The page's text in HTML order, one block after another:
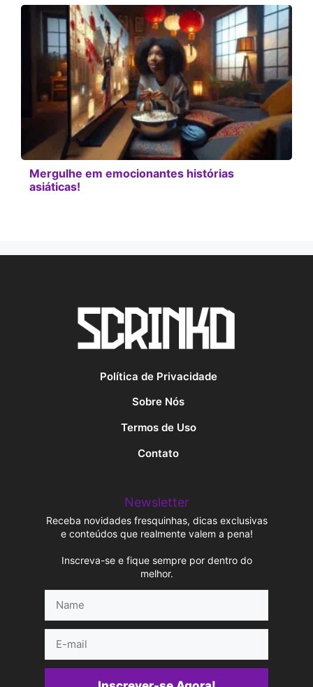
Mergulhe em emocionantes histórias
asiáticas!
Política de Privacidade
Sobre Nós
Termos de Uso
Contato
Newsletter
Receba novidades fresquinhas, dicas exclusivas
e conteúdos que realmente valem a pena!
Inscreva-se e fique sempre por dentro do
melhor.
mail